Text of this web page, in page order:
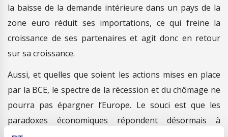
la baisse de la demande intérieure dans un pays de la
zone euro réduit ses importations, ce qui freine la
croissance de ses partenaires et agit donc en retour
sur sa croissance.
Aussi, et quelles que soient les actions mises en place
par la BCE, le spectre de la récession et du chômage ne
pourra pas épargner l’Europe. Le souci est que les
paradoxes économiques répondent désormais à